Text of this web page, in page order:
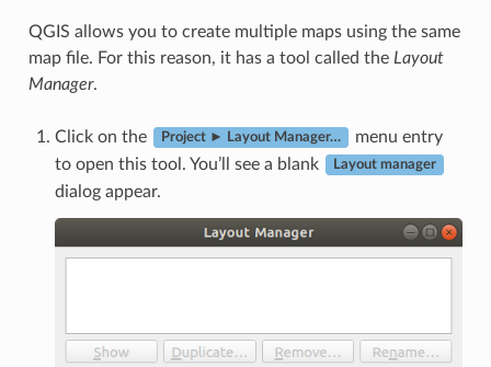
QGIS allows you to create multiple maps using the same
map file. For this reason, it has a tool called the Layout
Manager.
Click on the Project ► Layout Manager…
menu entry
to open this tool. You’ll see a blank
Layout manager
dialog appear.